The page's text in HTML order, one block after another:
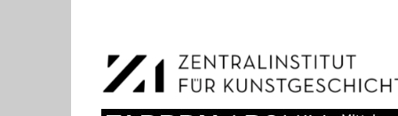
Navigation